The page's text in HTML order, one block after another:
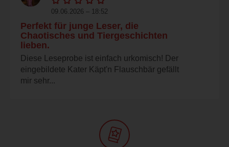
09.06.2026 – 18:52
Perfekt für junge Leser, die
Chaotisches und Tiergeschichten
lieben.
Diese Leseprobe ist einfach urkomisch! Der
eingebildete Kater Käpt'n Flauschbär gefällt
mir sehr...